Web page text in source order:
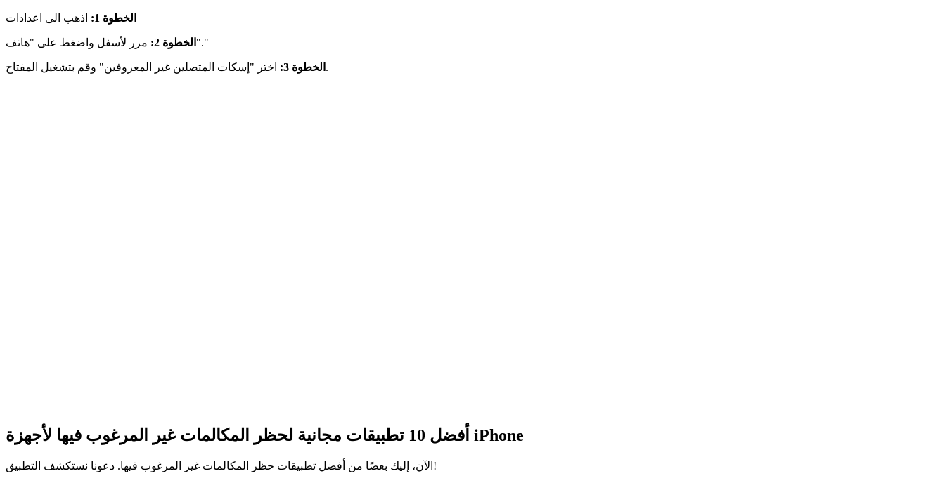
الخطوة 1: اذهب الى اعدادات
الخطوة 2: مرر لأسفل واضغط على "هاتف"."
الخطوة 3: اختر "إسكات المتصلين غير المعروفين" وقم بتشغيل المفتاح.
أفضل 10 تطبيقات مجانية لحظر المكالمات غير المرغوب فيها لأجهزة iPhone
الآن، إليك بعضًا من أفضل تطبيقات حظر المكالمات غير المرغوب فيها. دعونا نستكشف التطبيق!